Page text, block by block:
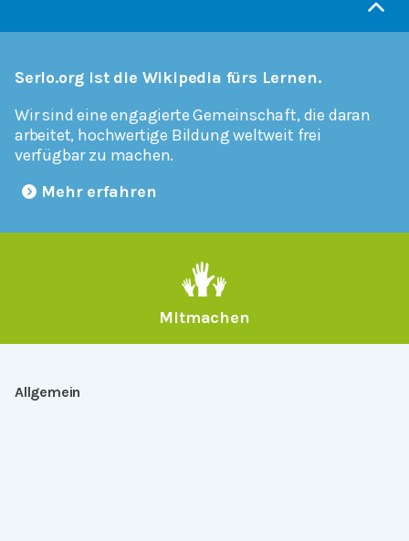
Serlo.org ist die Wikipedia fürs Lernen.
Wir sind eine engagierte Gemeinschaft, die daran
arbeitet, hochwertige Bildung weltweit frei
verfügbar zu machen.
Mehr erfahren
Mitmachen
Allgemein